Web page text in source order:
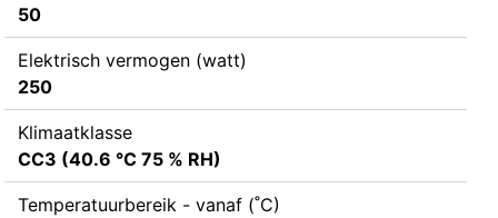
50
Elektrisch vermogen (watt)
250
Klimaatklasse
CC3 (40.6 °C 75 % RH)
Temperatuurbereik - vanaf (˚C)